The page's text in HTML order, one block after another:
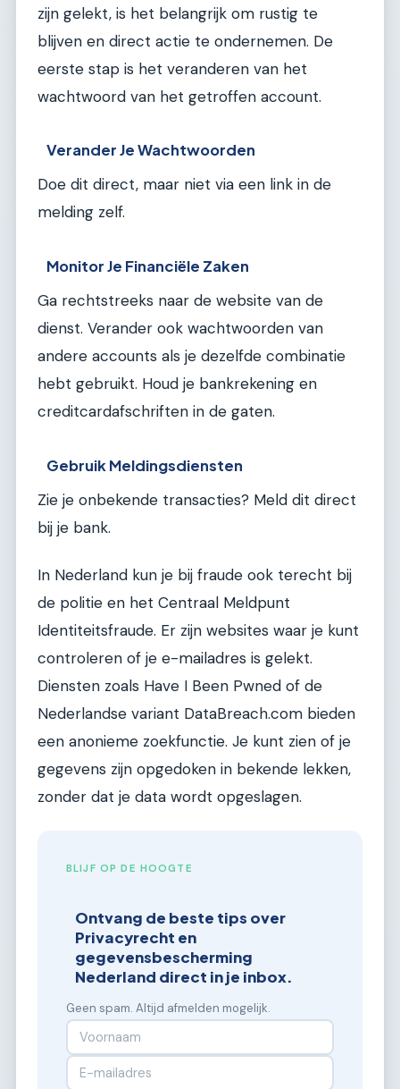
zijn gelekt, is het belangrijk om rustig te
blijven en direct actie te ondernemen. De
eerste stap is het veranderen van het
wachtwoord van het getroffen account.
Verander Je Wachtwoorden
Doe dit direct, maar niet via een link in de
melding zelf.
Monitor Je Financiële Zaken
Ga rechtstreeks naar de website van de
dienst. Verander ook wachtwoorden van
andere accounts als je dezelfde combinatie
hebt gebruikt. Houd je bankrekening en
creditcardafschriften in de gaten.
Gebruik Meldingsdiensten
Zie je onbekende transacties? Meld dit direct
bij je bank.
In Nederland kun je bij fraude ook terecht bij
de politie en het Centraal Meldpunt
Identiteitsfraude. Er zijn websites waar je kunt
controleren of je e-mailadres is gelekt.
Diensten zoals Have I Been Pwned of de
Nederlandse variant DataBreach.com bieden
een anonieme zoekfunctie. Je kunt zien of je
gegevens zijn opgedoken in bekende lekken,
zonder dat je data wordt opgeslagen.
BLIJF OP DE HOOGTE
Ontvang de beste tips over
Privacyrecht en
gegevensbescherming
Nederland direct in je inbox.
Geen spam. Altijd afmelden mogelijk.